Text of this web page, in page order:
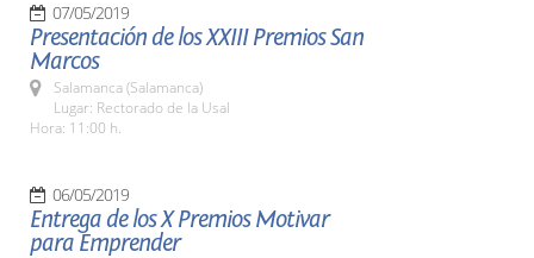
07/05/2019
Presentación de los XXIII Premios San
Marcos
Salamanca (Salamanca)
Lugar: Rectorado de la Usal
Hora: 11:00 h.
06/05/2019
Entrega de los X Premios Motivar
para Emprender